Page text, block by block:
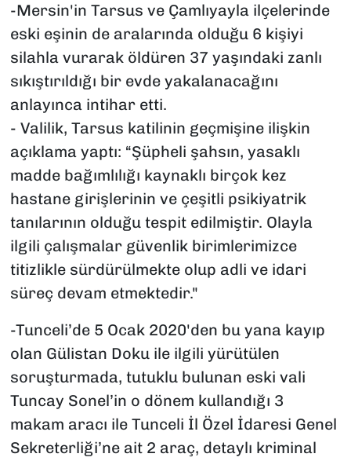
-Mersin'in Tarsus ve Çamlıyayla ilçelerinde
eski eşinin de aralarında olduğu 6 kişiyi
silahla vurarak öldüren 37 yaşındaki zanlı
sıkıştırıldığı bir evde yakalanacağını
anlayınca intihar etti.
- Valilik, Tarsus katilinin geçmişine ilişkin
açıklama yaptı: “Şüpheli şahsın, yasaklı
madde bağımlılığı kaynaklı birçok kez
hastane girişlerinin ve çeşitli psikiyatrik
tanılarının olduğu tespit edilmiştir. Olayla
ilgili çalışmalar güvenlik birimlerimizce
titizlikle sürdürülmekte olup adli ve idari
süreç devam etmektedir."
-Tunceli’de 5 Ocak 2020'den bu yana kayıp
olan Gülistan Doku ile ilgili yürütülen
soruşturmada, tutuklu bulunan eski vali
Tuncay Sonel’in o dönem kullandığı 3
makam aracı ile Tunceli İl Özel İdaresi Genel
Sekreterliği’ne ait 2 araç, detaylı kriminal